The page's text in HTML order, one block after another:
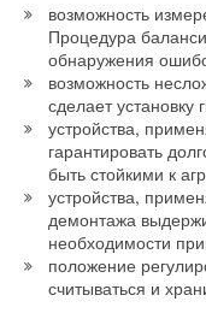
возможность
Процедура
обнаружения
возможность
сделает установку
устройства,
гарантировать
быть стойкими к
устройства,
демонтажа
необходимости
положение
считываться и
садится пыль.
Модульная
необходимости вы
почистить сердечник.
изготавливается из
упрощает его
стойкость.
Читайте по